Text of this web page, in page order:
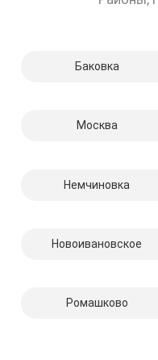
Баковка
Москва
Немчиновка
Новоивановское
Ромашково